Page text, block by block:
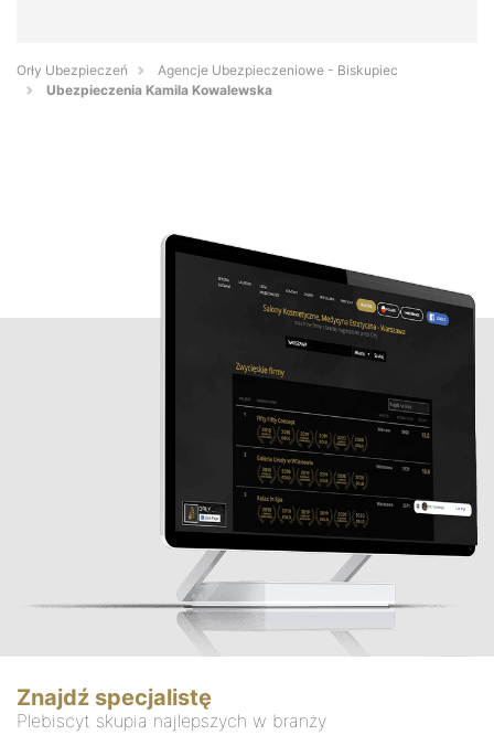
Orły Ubezpieczeń
Agencje Ubezpieczeniowe - Biskupiec
Ubezpieczenia Kamila Kowalewska
Znajdź specjalistę
Plebiscyt skupia najlepszych w branży